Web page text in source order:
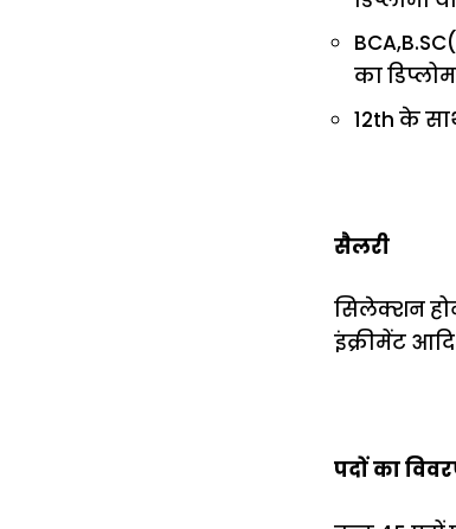
का
12th के
सैलरी
सिलेक्शन
इंक्रीमेंट
पदों का